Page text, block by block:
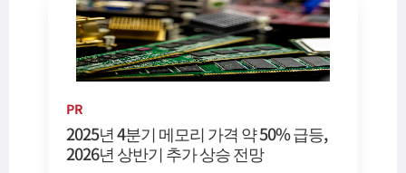
PR
2025년 4분기 메모리 가격 약 50% 급등,
2026년 상반기 추가 상승 전망